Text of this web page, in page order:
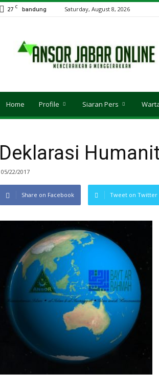
27 C bandung Saturday, August 8, 2026
JABAR
Online
Home Profile Siaran Pers
Deklarasi
05/22/2017
Share on Facebook Tweet on Twitter